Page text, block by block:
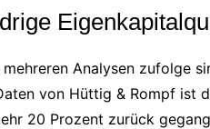
mehreren Analysen zufolge
von Hüttig & Rompf ist
20 Prozent zurück